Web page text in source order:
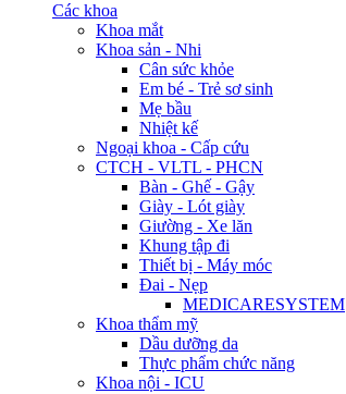
Các khoa
Khoa mắt
Khoa sản - Nhi
Cân sức khỏe
Em bé - Trẻ sơ sinh
Mẹ bầu
Nhiệt kế
Ngoại khoa - Cấp cứu
CTCH - VLTL - PHCN
Bàn - Ghế - Gậy
Giày - Lót giày
Giường - Xe lăn
Khung tập đi
Thiết bị - Máy móc
Đai - Nẹp
MEDICARESYSTEM
Khoa thẩm mỹ
Dầu dưỡng da
Thực phẩm chức năng
Khoa nội - ICU